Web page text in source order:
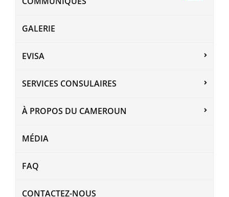
GALERIE
EVISA
SERVICES CONSULAIRES
À PROPOS DU CAMEROUN
MÉDIA
FAQ
CONTACTEZ-NOUS